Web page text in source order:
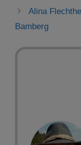
Alina
Bamberg